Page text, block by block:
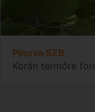
Pinova SZB
Korán termőre